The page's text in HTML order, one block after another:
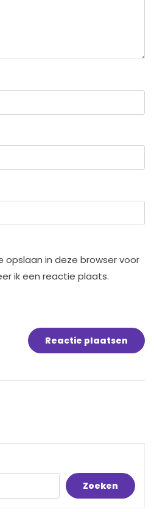
opslaan in deze browser voor
ik een reactie plaats.
Zoeken